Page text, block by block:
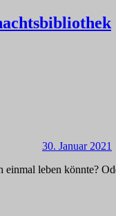
30. Januar 2021
einmal leben könnte?